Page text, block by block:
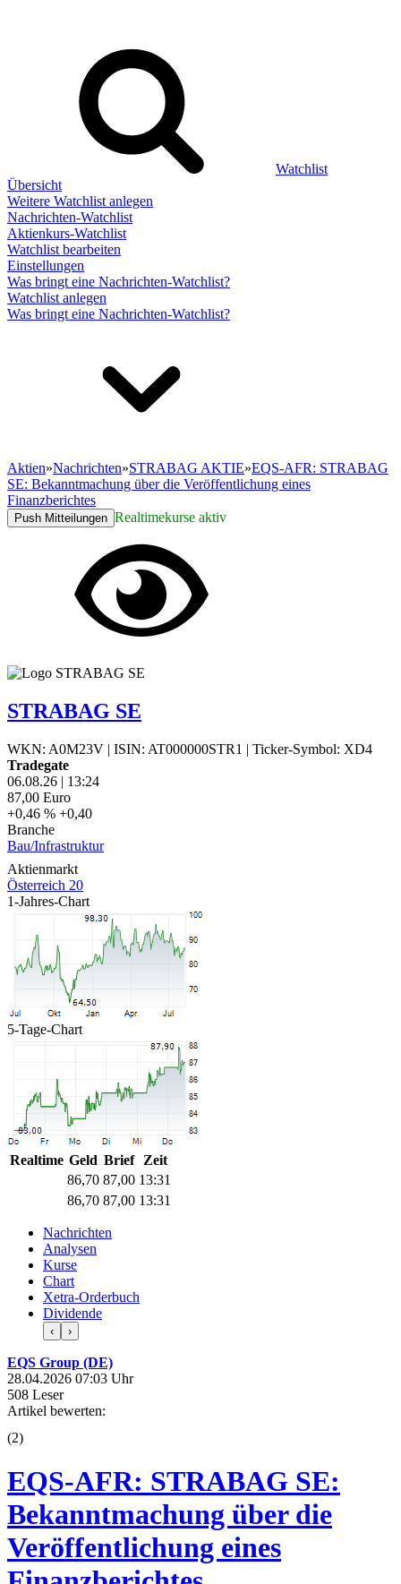
Watchlist
Übersicht
Weitere Watchlist anlegen
Nachrichten-Watchlist
Aktienkurs-Watchlist
Watchlist bearbeiten
Einstellungen
Was bringt eine Nachrichten-Watchlist?
Watchlist anlegen
Was bringt eine Nachrichten-Watchlist?
Aktien»Nachrichten»STRABAG AKTIE»EQS-AFR: STRABAG
SE: Bekanntmachung über die Veröffentlichung eines
Finanzberichtes
Push Mitteilungen Realtimekurse aktiv
STRABAG SE
WKN: A0M23V | ISIN: AT000000STR1 | Ticker-Symbol: XD4
Tradegate
06.08.26 | 13:24
87,00 Euro
+0,46 % +0,40
Branche
Bau/Infrastruktur
Aktienmarkt
Österreich 20
1-Jahres-Chart
5-Tage-Chart
Realtime Geld Brief
Zeit
86,70 87,00 13:31
86,70 87,00 13:31
Nachrichten
Analysen
Kurse
Chart
Xetra-Orderbuch
Dividende
‹ ›
EQS Group (DE)
28.04.2026 07:03 Uhr
508 Leser
Artikel bewerten:
(2)
EQS-AFR: STRABAG SE:
Bekanntmachung über die
Veröffentlichung eines